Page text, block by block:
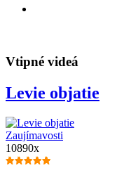
Vtipné videá
Levie objatie
Zaujímavosti
10890x